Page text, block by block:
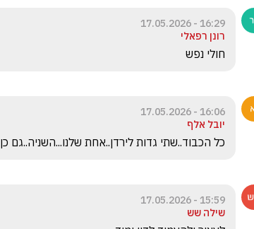
16:29 - 17.05.2026
רונן רפאלי
חולי נפש
16:06 - 17.05.2026
יובל אלף
כל הכבוד..שתי גדות לירדן..אחת שלנו...השניה..גם כן
15:59 - 17.05.2026
שילה שש